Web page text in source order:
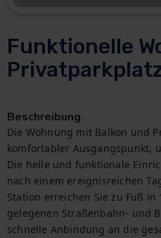
Funktionelle
Beschreibung
Die Wohnung mit Balkon und
komfortabler Ausgangspunkt,
Die helle und funktionale
nach einem ereignisreichen
Station erreichen Sie zu Fuß
gelegenen Straßenbahn- und
schnelle Anbindung an die